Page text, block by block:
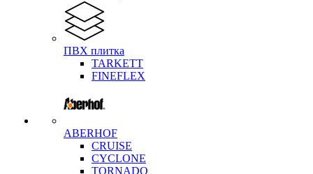
ПВХ плитка
TARKETT
FINEFLEX
ABERHOF
CRUISE
CYCLONE
TORNADO